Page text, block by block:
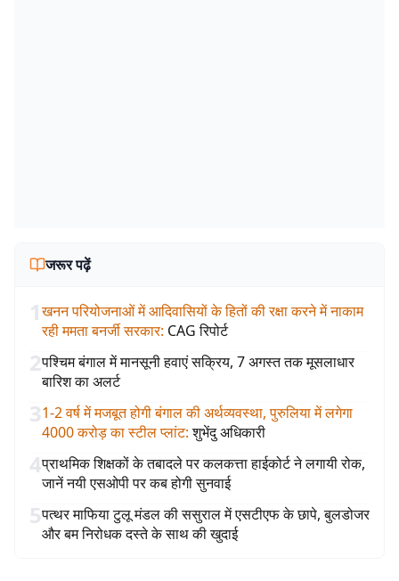
जरूर पढ़ें
1खनन परियोजनाओं में आदिवासियों के हितों की रक्षा करने में नाकाम
रही ममता बनर्जी सरकार: CAG रिपोर्ट
2पश्चिम बंगाल में मानसूनी हवाएं सक्रिय, 7 अगस्त तक मूसलाधार
बारिश का अलर्ट
31-2 वर्ष में मजबूत होगी बंगाल की अर्थव्यवस्था, पुरुलिया में लगेगा
4000 करोड़ का स्टील प्लांट: शुभेंदु अधिकारी
4प्राथमिक शिक्षकों के तबादले पर कलकत्ता हाईकोर्ट ने लगायी रोक,
जानें नयी एसओपी पर कब होगी सुनवाई
5पत्थर माफिया टुलू मंडल की ससुराल में एसटीएफ के छापे, बुलडोजर
और बम निरोधक दस्ते के साथ की खुदाई